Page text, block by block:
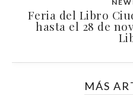
Feria del Libro
hasta el 28 de
MÁS